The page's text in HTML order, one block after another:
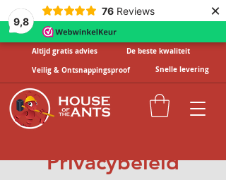
9,8
76 Reviews ×
Altijd gratis advies
De beste kwaliteit
Veilig & Ontsnappingsproof
Snelle levering
Privacybeleid